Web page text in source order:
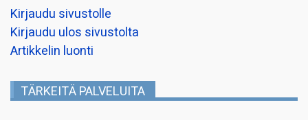
Kirjaudu sivustolle
Kirjaudu ulos sivustolta
Artikkelin luonti
TÄRKEITÄ PALVELUITA